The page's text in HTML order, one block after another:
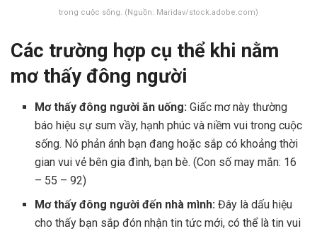
trong cuộc sống. (Nguồn: Maridav/stock.adobe.com)
Các trường hợp cụ thể khi nằm
mơ thấy đông người
Mơ thấy đông người ăn uống: Giấc mơ này thường
báo hiệu sự sum vầy, hạnh phúc và niềm vui trong cuộc
sống. Nó phản ánh bạn đang hoặc sắp có khoảng thời
gian vui vẻ bên gia đình, bạn bè. (Con số may mắn: 16
– 55 – 92)
Mơ thấy đông người đến nhà mình: Đây là dấu hiệu
cho thấy bạn sắp đón nhận tin tức mới, có thể là tin vui